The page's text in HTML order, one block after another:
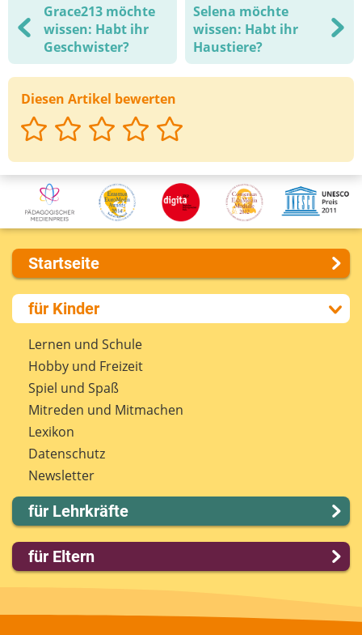
Grace213 möchte
wissen: Habt ihr
Geschwister?
Selena möchte
wissen: Habt ihr
Haustiere?
Diesen Artikel bewerten
Startseite
Über uns
Presse
Kontakt
Impressum
Internet-ABC Sitemap
Barrierefreiheit
Länderprojekte
für Kinder
Lernen und Schule
Hobby und Freizeit
Spiel und Spaß
Mitreden und Mitmachen
Lexikon
Datenschutz
Newsletter
für Lehrkräfte
Lernmodule
Unterrichts­materialien
Praxishilfen
für Eltern
Spieletipps & Lernsoftware